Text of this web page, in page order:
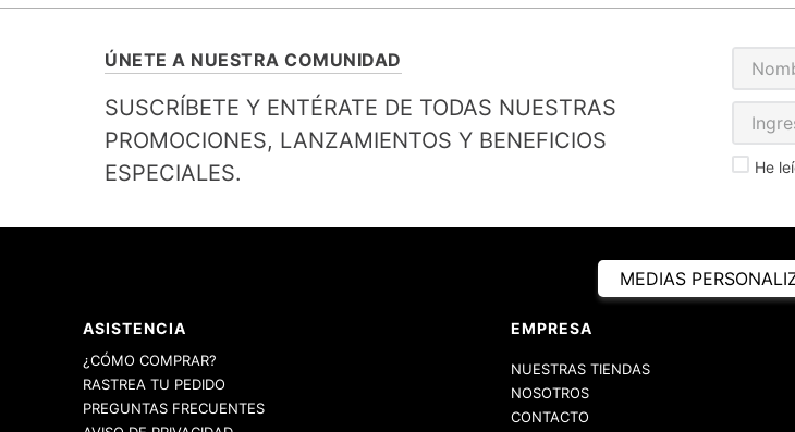
ÚNETE A NUESTRA COMUNIDAD
SUSCRÍBETE Y ENTÉRATE DE TODAS NUESTRAS
PROMOCIONES, LANZAMIENTOS Y BENEFICIOS
ESPECIALES.
He
MEDIAS
ASISTENCIA
¿CÓMO COMPRAR?
RASTREA TU PEDIDO
PREGUNTAS FRECUENTES
EMPRESA
NUESTRAS TIENDAS
NOSOTROS
CONTACTO